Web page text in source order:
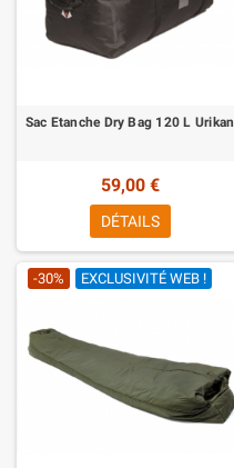
Sac Etanche Dry Bag 120 L Urikan
59,00 €
DÉTAILS
-30% EXCLUSIVITÉ WEB !